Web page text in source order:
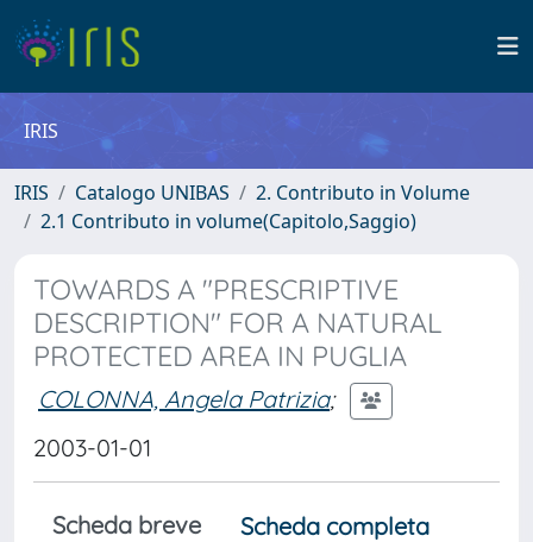
IRIS
IRIS Catalogo UNIBAS
2. Contributo in Volume
2.1 Contributo in volume(Capitolo,Saggio)
TOWARDS A "PRESCRIPTIVE
DESCRIPTION" FOR A NATURAL
PROTECTED AREA IN PUGLIA
COLONNA, Angela Patrizia;
2003-01-01
Scheda breve
Scheda completa